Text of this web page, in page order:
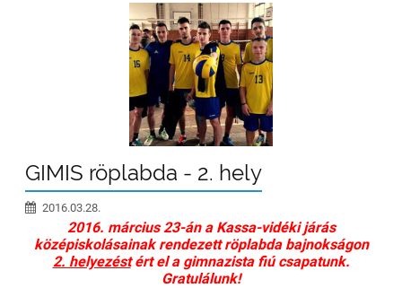
GIMIS röplabda - 2. hely
2016.03.28.
2016. március 23-án a Kassa-vidéki járás
középiskolásainak rendezett röplabda bajnokságon
2. helyezéstért el a gimnazista fiú csapatunk.
Gratulálunk!